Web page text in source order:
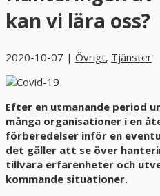
kan vi lära oss?
2020-10-07 | Övrigt, Tjänster
Efter en utmanande period
många organisationer i en
förberedelser inför en
det gäller att se över
tillvara erfarenheter och
kommande situationer.